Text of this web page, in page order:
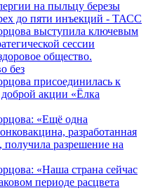
на пыльцу березы
до пяти инъекций - ТАСС
выступила ключевым
сессии
общество.
без
присоединилась к
акции «Ёлка
«Ещё одна
разработанная
разрешение на
«Наша страна сейчас
периоде расцвета